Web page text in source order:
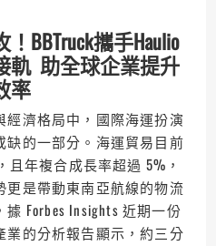
BBTruck攜手Haulio
軌 助全球企業提升
率
濟格局中，國際海運扮演
的一部分。海運貿易目前
年複合成長率超過 5%，
是帶動東南亞航線的物流
Forbes Insights 近期一份
業的分析報告顯示，約三分